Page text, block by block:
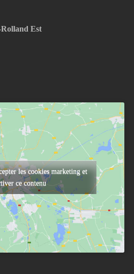
Est
les cookies marketing et
ce contenu